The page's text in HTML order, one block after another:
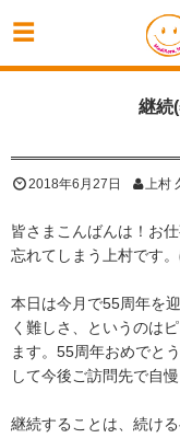
継続
2018年6月27日 上村
皆さまこんばんは！お
忘れてしまう上村です
本日は今月で55周年を
く難しさ、というのは
ます。55周年おめでと
して今後ご訪問先で自
継続することは、続け